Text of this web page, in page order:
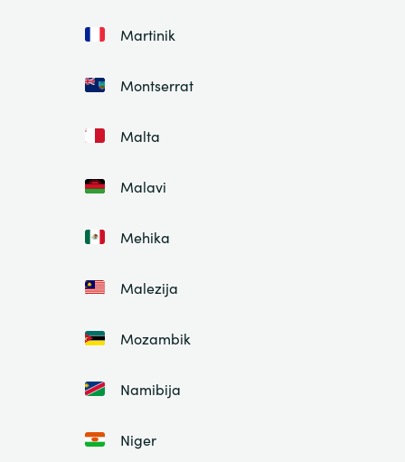
Martinik
Montserrat
Malta
Malavi
Mehika
Malezija
Mozambik
Namibija
Niger